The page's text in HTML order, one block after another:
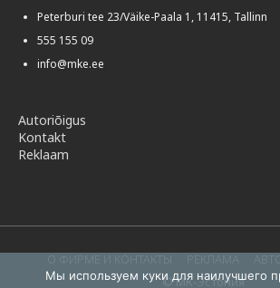
Peterburi tee 23/Väike-Paala 1, 11415, Tallinn
555 155 09
info@mke.ee
Autoriõigus
Kontakt
Reklaam
О ФИРМЕ И КОНТАКТЫ РЕКЛАМА
© МК-Эстония
Мы используем куки для наилучшего